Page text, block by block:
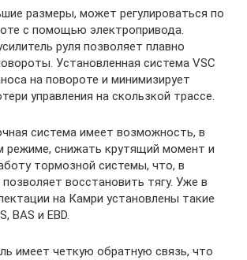
размеры, может регулироваться по
с помощью электропривода.
руля позволяет плавно
Установленная система VSC
на повороте и минимизирует
управления на скользкой трассе.
система имеет возможность, в
режиме, снижать крутящий момент и
тормозной системы, что, в
восстановить тягу. Уже в
на Камри установлены такие
BAS и EBD.
имеет четкую обратную связь, что